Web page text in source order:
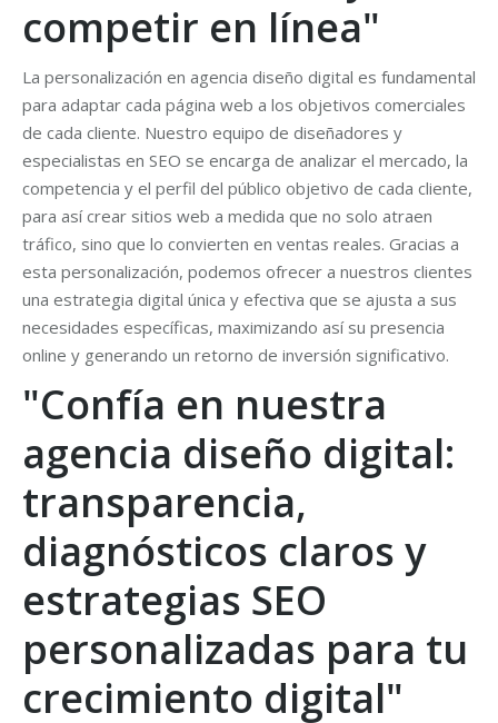
competir en línea"
La personalización en agencia diseño digital es fundamental
para adaptar cada página web a los objetivos comerciales
de cada cliente. Nuestro equipo de diseñadores y
especialistas en SEO se encarga de analizar el mercado, la
competencia y el perfil del público objetivo de cada cliente,
para así crear sitios web a medida que no solo atraen
tráfico, sino que lo convierten en ventas reales. Gracias a
esta personalización, podemos ofrecer a nuestros clientes
una estrategia digital única y efectiva que se ajusta a sus
necesidades específicas, maximizando así su presencia
online y generando un retorno de inversión significativo.
"Confía en nuestra
agencia diseño digital:
transparencia,
diagnósticos claros y
estrategias SEO
personalizadas para tu
crecimiento digital"